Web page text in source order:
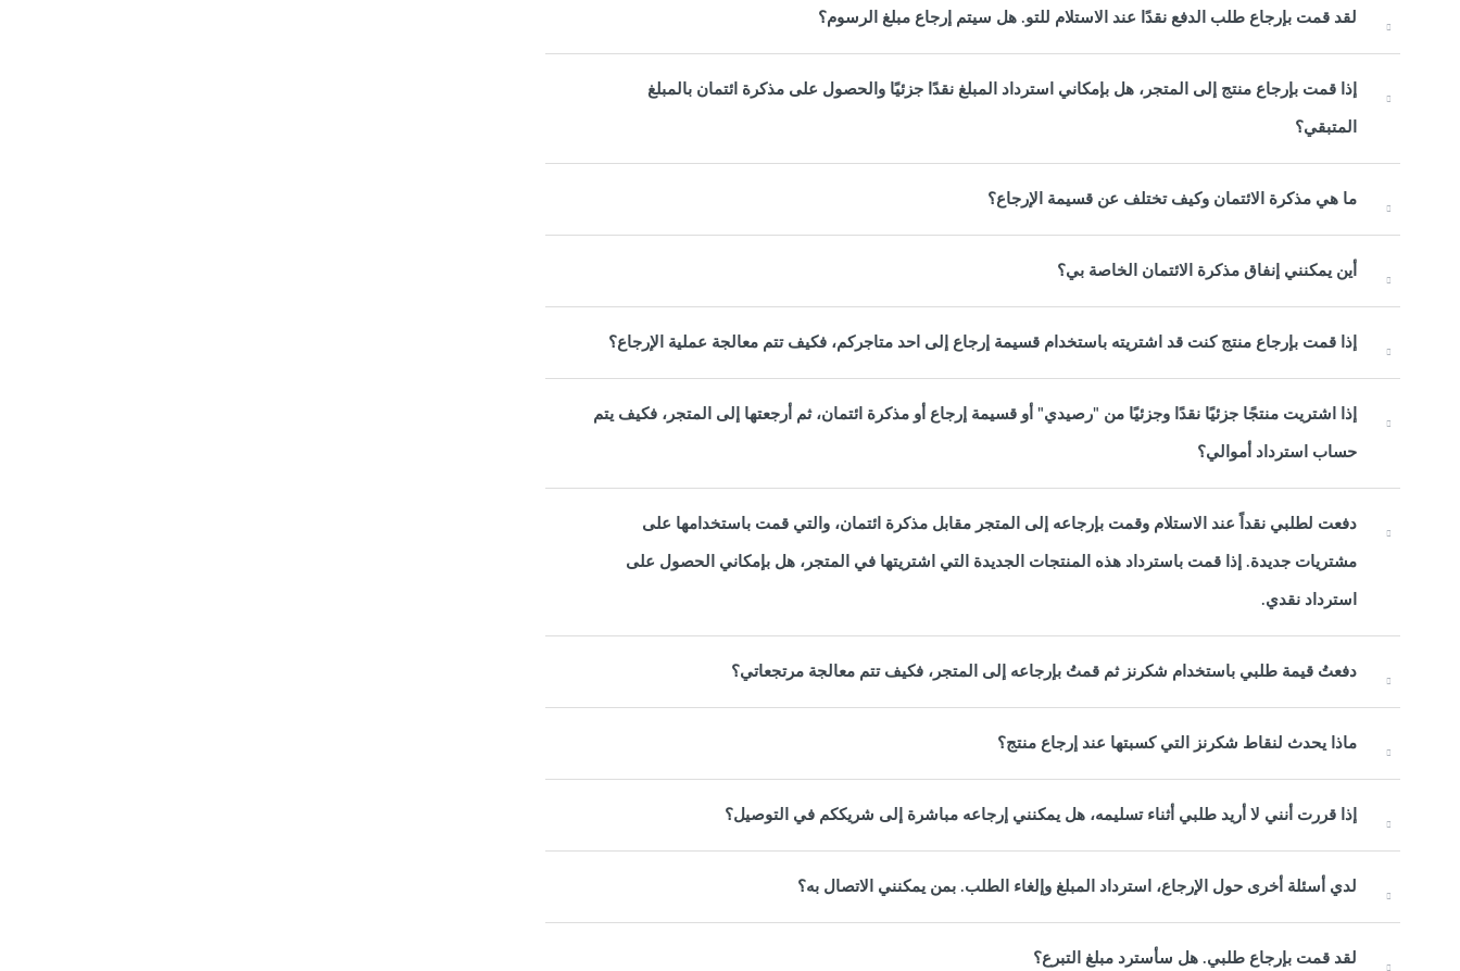
لقد قمت بإرجاع طلب الدفع نقدًا عند الاستلام للتو. هل سيتم إرجاع مبلغ الرسوم؟
إذا قمت بإرجاع منتج إلى المتجر، هل بإمكاني استرداد المبلغ نقدًا جزئيًا والحصول على مذكرة ائتمان بالمبلغ
المتبقي؟
ما هي مذكرة الائتمان وكيف تختلف عن قسيمة الإرجاع؟
أين يمكنني إنفاق مذكرة الائتمان الخاصة بي؟
إذا قمت بإرجاع منتج كنت قد اشتريته باستخدام قسيمة إرجاع إلى احد متاجركم، فكيف تتم معالجة عملية الإرجاع؟
إذا اشتريت منتجًا جزئيًا نقدًا وجزئيًا من "رصيدي" أو قسيمة إرجاع أو مذكرة ائتمان، ثم أرجعتها إلى المتجر، فكيف يتم
حساب استرداد أموالي؟
دفعت لطلبي نقداً عند الاستلام وقمت بإرجاعه إلى المتجر مقابل مذكرة ائتمان، والتي قمت باستخدامها على
مشتريات جديدة. إذا قمت باسترداد هذه المنتجات الجديدة التي اشتريتها في المتجر، هل بإمكاني الحصول على
استرداد نقدي.
دفعتُ قيمة طلبي باستخدام شكرنز ثم قمتُ بإرجاعه إلى المتجر، فكيف تتم معالجة مرتجعاتي؟
ماذا يحدث لنقاط شكرنز التي كسبتها عند إرجاع منتج؟
إذا قررت أنني لا أريد طلبي أثناء تسليمه، هل يمكنني إرجاعه مباشرة إلى شريككم في التوصيل؟
لدي أسئلة أخرى حول الإرجاع، استرداد المبلغ وإلغاء الطلب. بمن يمكنني الاتصال به؟
لقد قمت بإرجاع طلبي. هل سأسترد مبلغ التبرع؟